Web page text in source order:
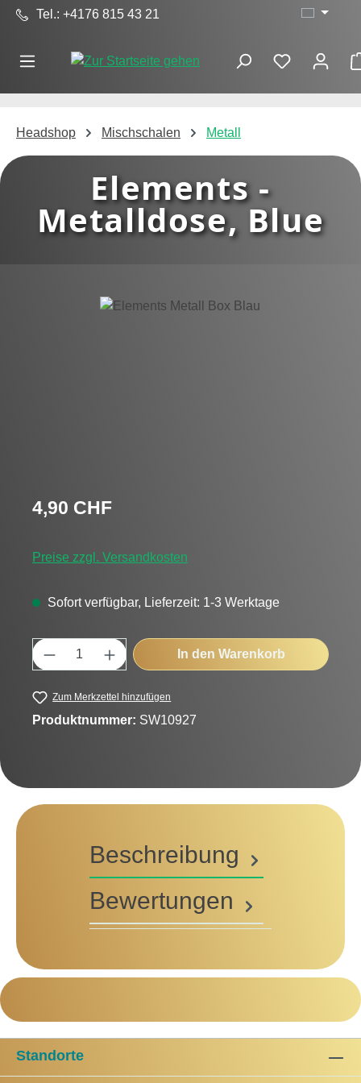
Zum Hauptinhalt springen
Tel.: +4176 815 43 21
Headshop Mischschalen Metall
Elements -
Metalldose, Blue
Bildergalerie überspringen
Regulärer Preis:
4,90 CHF
Preise zzgl. Versandkosten
Sofort verfügbar, Lieferzeit: 1-3 Werktage
Produkt Anzahl: Gib den gewünschten
In den Warenkorb
Zum Merkzettel hinzufügen
Produktnummer: SW10927
Beschreibung
Bewertungen
Standorte